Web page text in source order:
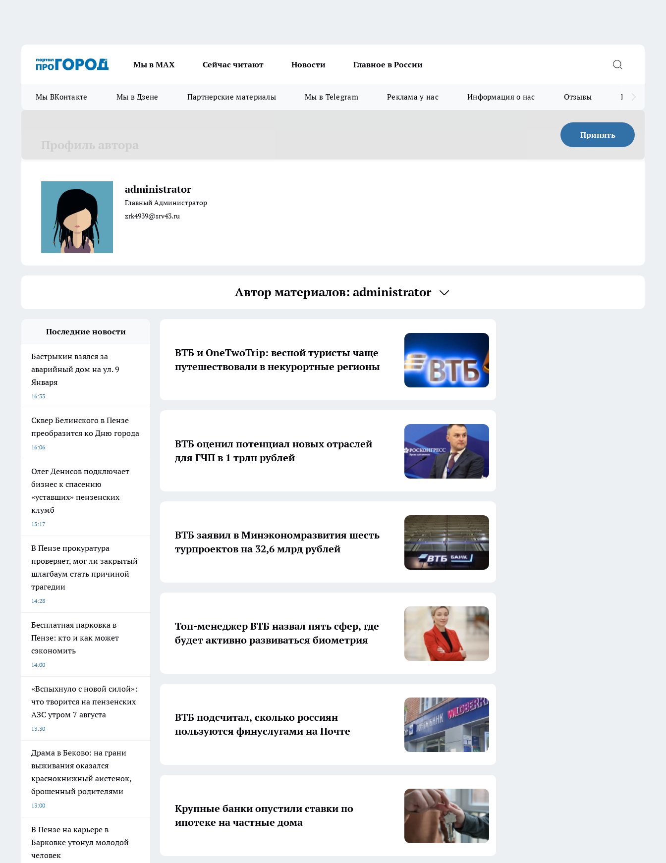
Мы в МАХ Сейчас читают Новости Главное в России
Мы ВКонтакте Мы в Дзене Партнерские материалы Мы в Telegram Реклама у нас Информация о нас Отзывы Прайс для
Принять
administrator
Главный Администратор
zrk4939@srv43.ru
Автор материалов: administrator
Последние новости
Бастрыкин взялся за
аварийный дом на ул. 9
Января
16:33
Сквер Белинского в Пензе
преобразится ко Дню города
16:06
Олег Денисов подключает
бизнес к спасению
«уставших» пензенских
клумб
15:17
В Пензе прокуратура
проверяет, мог ли закрытый
шлагбаум стать причиной
трагедии
14:28
Бесплатная парковка в
Пензе: кто и как может
сэкономить
14:00
«Вспыхнуло с новой силой»:
что творится на пензенских
АЗС утром 7 августа
13:30
Драма в Беково: на грани
выживания оказался
краснокнижный аистенок,
брошенный родителями
13:00
В Пензе на карьере в
Барковке утонул молодой
человек
ВТБ и OneTwoTrip: весной туристы чаще
путешествовали в некурортные регионы
ВТБ оценил потенциал новых отраслей
для ГЧП в 1 трлн рублей
ВТБ заявил в Минэкономразвития шесть
турпроектов на 32,6 млрд рублей
Топ-менеджер ВТБ назвал пять сфер, где
будет активно развиваться биометрия
ВТБ подсчитал, сколько россиян
пользуются финуслугами на Почте
Крупные банки опустили ставки по
ипотеке на частные дома